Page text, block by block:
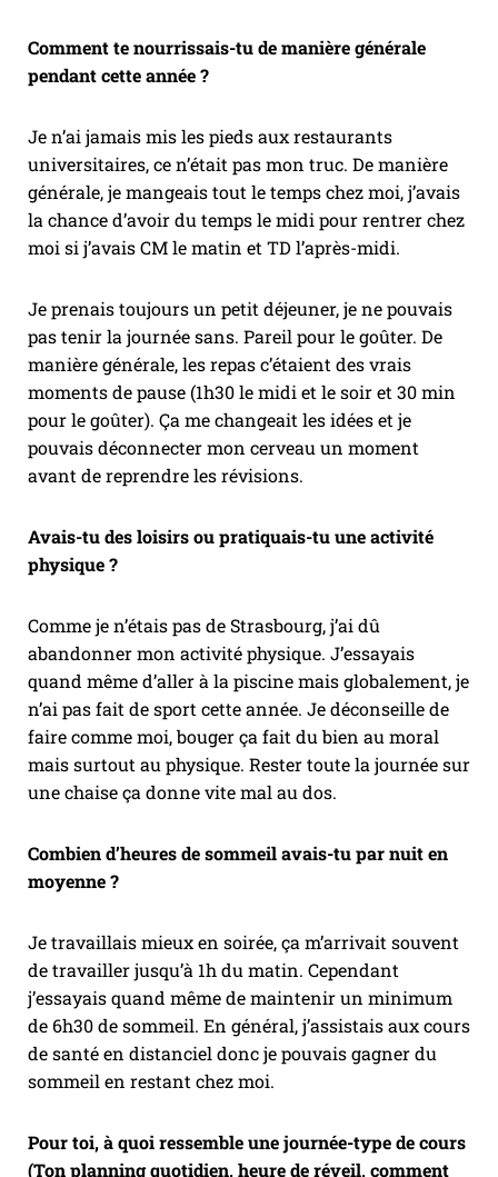
Comment te nourrissais-tu de manière générale
pendant cette année ?
Je n’ai jamais mis les pieds aux restaurants
universitaires, ce n’était pas mon truc. De manière
générale, je mangeais tout le temps chez moi, j’avais
la chance d’avoir du temps le midi pour rentrer chez
moi si j’avais CM le matin et TD l’après-midi.
Je prenais toujours un petit déjeuner, je ne pouvais
pas tenir la journée sans. Pareil pour le goûter. De
manière générale, les repas c’étaient des vrais
moments de pause (1h30 le midi et le soir et 30 min
pour le goûter). Ça me changeait les idées et je
pouvais déconnecter mon cerveau un moment
avant de reprendre les révisions.
Avais-tu des loisirs ou pratiquais-tu une activité
physique ?
Comme je n’étais pas de Strasbourg, j’ai dû
abandonner mon activité physique. J’essayais
quand même d’aller à la piscine mais globalement, je
n’ai pas fait de sport cette année. Je déconseille de
faire comme moi, bouger ça fait du bien au moral
mais surtout au physique. Rester toute la journée sur
une chaise ça donne vite mal au dos.
Combien d’heures de sommeil avais-tu par nuit en
moyenne ?
Je travaillais mieux en soirée, ça m’arrivait souvent
de travailler jusqu’à 1h du matin. Cependant
j’essayais quand même de maintenir un minimum
de 6h30 de sommeil. En général, j’assistais aux cours
de santé en distanciel donc je pouvais gagner du
sommeil en restant chez moi.
Pour toi, à quoi ressemble une journée-type de cours
(Ton planning quotidien, heure de réveil, comment